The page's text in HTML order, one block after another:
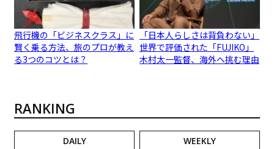
飛行機の「ビジネスクラス」に
賢く乗る方法、旅のプロが教え
る3つのコツとは？
「日本人らしさは背負わない」
世界で評価された「FUJIKO」
木村太一監督、海外へ挑む理由
RANKING
DAILY WEEKLY